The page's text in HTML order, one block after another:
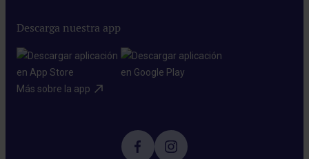
Descarga nuestra app
Más sobre la app​